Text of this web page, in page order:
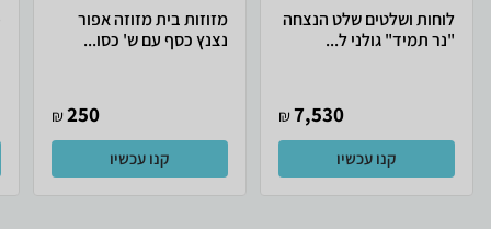
לוחות ושלטים שלט הנצחה
"נר תמיד" גולני ל...
7,530
₪
קנו עכשיו
מזוזות בית מזוזה אפור
נצנץ כסף עם ש' כסו...
250
₪
קנו עכשיו